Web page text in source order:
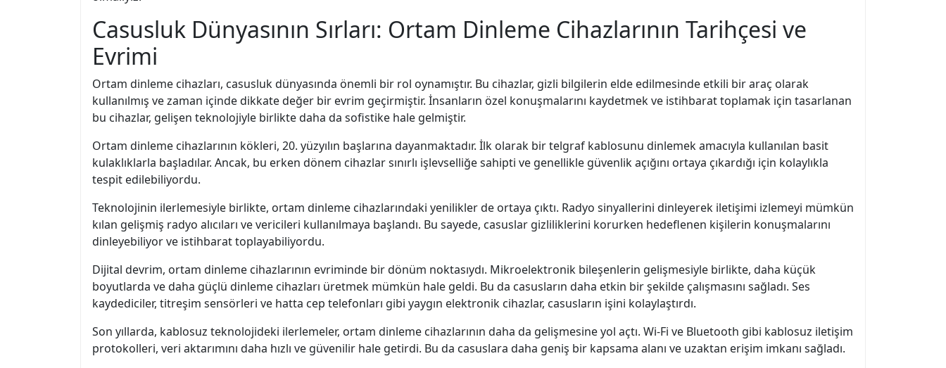
Casusluk Dünyasının Sırları: Ortam Dinleme Cihazlarının Tarihçesi ve
Evrimi
Ortam dinleme cihazları, casusluk dünyasında önemli bir rol oynamıştır. Bu cihazlar, gizli bilgilerin elde edilmesinde etkili bir araç olarak
kullanılmış ve zaman içinde dikkate değer bir evrim geçirmiştir. İnsanların özel konuşmalarını kaydetmek ve istihbarat toplamak için tasarlanan
bu cihazlar, gelişen teknolojiyle birlikte daha da sofistike hale gelmiştir.
Ortam dinleme cihazlarının kökleri, 20. yüzyılın başlarına dayanmaktadır. İlk olarak bir telgraf kablosunu dinlemek amacıyla kullanılan basit
kulaklıklarla başladılar. Ancak, bu erken dönem cihazlar sınırlı işlevselliğe sahipti ve genellikle güvenlik açığını ortaya çıkardığı için kolaylıkla
tespit edilebiliyordu.
Teknolojinin ilerlemesiyle birlikte, ortam dinleme cihazlarındaki yenilikler de ortaya çıktı. Radyo sinyallerini dinleyerek iletişimi izlemeyi mümkün
kılan gelişmiş radyo alıcıları ve vericileri kullanılmaya başlandı. Bu sayede, casuslar gizliliklerini korurken hedeflenen kişilerin konuşmalarını
dinleyebiliyor ve istihbarat toplayabiliyordu.
Dijital devrim, ortam dinleme cihazlarının evriminde bir dönüm noktasıydı. Mikroelektronik bileşenlerin gelişmesiyle birlikte, daha küçük
boyutlarda ve daha güçlü dinleme cihazları üretmek mümkün hale geldi. Bu da casusların daha etkin bir şekilde çalışmasını sağladı. Ses
kaydediciler, titreşim sensörleri ve hatta cep telefonları gibi yaygın elektronik cihazlar, casusların işini kolaylaştırdı.
Son yıllarda, kablosuz teknolojideki ilerlemeler, ortam dinleme cihazlarının daha da gelişmesine yol açtı. Wi-Fi ve Bluetooth gibi kablosuz iletişim
protokolleri, veri aktarımını daha hızlı ve güvenilir hale getirdi. Bu da casuslara daha geniş bir kapsama alanı ve uzaktan erişim imkanı sağladı.